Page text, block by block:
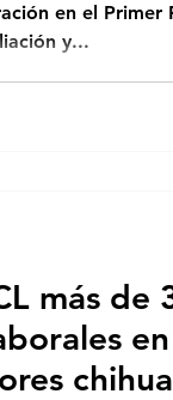
en el Primer
y...
más de